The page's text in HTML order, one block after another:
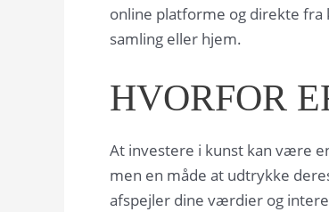
online platforme og direkte
samling eller hjem.
HVORFOR
At investere i kunst kan være
men en måde at udtrykke
afspejler dine værdier og